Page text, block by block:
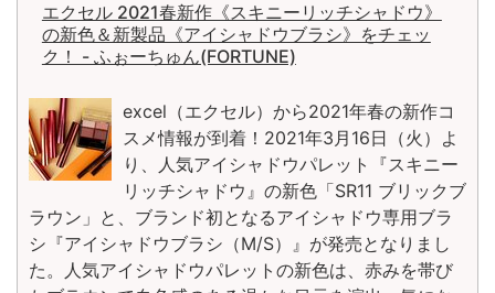
エクセル 2021春新作《スキニーリッチシャドウ》
の新色＆新製品《アイシャドウブラシ》をチェッ
ク！ - ふぉーちゅん(FORTUNE)
excel（エクセル）から2021年春の新作コ
スメ情報が到着！2021年3月16日（火）よ
り、人気アイシャドウパレット『スキニー
リッチシャドウ』の新色「SR11 ブリックブ
ラウン」と、ブランド初となるアイシャドウ専用ブラ
シ『アイシャドウブラシ（M/S）』が発売となりまし
た。人気アイシャドウパレットの新色は、赤みを帯び